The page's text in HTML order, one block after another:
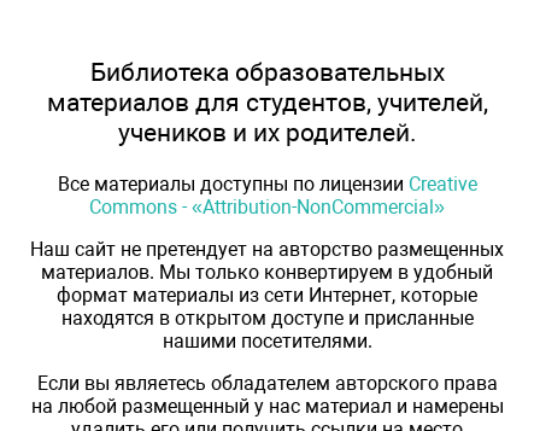
Библиотека образовательных
материалов для студентов, учителей,
учеников и их родителей.
Все материалы доступны по лицензии Creative
Commons - «Attribution-NonCommercial»
Наш сайт не претендует на авторство размещенных
материалов. Мы только конвертируем в удобный
формат материалы из сети Интернет, которые
находятся в открытом доступе и присланные
нашими посетителями.
Если вы являетесь обладателем авторского права
на любой размещенный у нас материал и намерены